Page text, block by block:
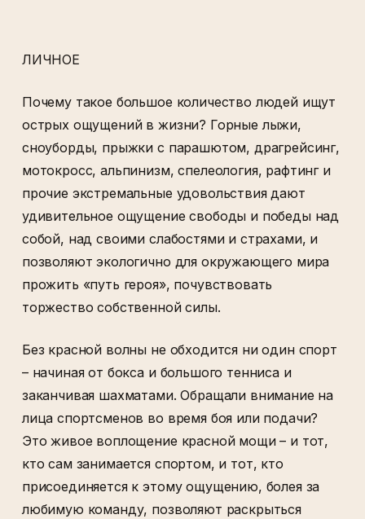
ЛИЧНОЕ
Почему такое большое количество людей ищут
острых ощущений в жизни? Горные лыжи,
сноуборды, прыжки с парашютом, драгрейсинг,
мотокросс, альпинизм, спелеология, рафтинг и
прочие экстремальные удовольствия дают
удивительное ощущение свободы и победы над
собой, над своими слабостями и страхами, и
позволяют экологично для окружающего мира
прожить «путь героя», почувствовать
торжество собственной силы.
Без красной волны не обходится ни один спорт
– начиная от бокса и большого тенниса и
заканчивая шахматами. Обращали внимание на
лица спортсменов во время боя или подачи?
Это живое воплощение красной мощи – и тот,
кто сам занимается спортом, и тот, кто
присоединяется к этому ощущению, болея за
любимую команду, позволяют раскрыться